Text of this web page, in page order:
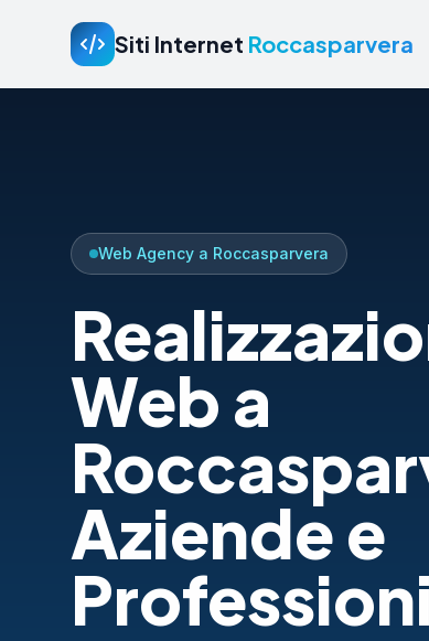
Siti Internet Roccasparvera
Web Agency a Roccasparvera
Web a
Aziende e